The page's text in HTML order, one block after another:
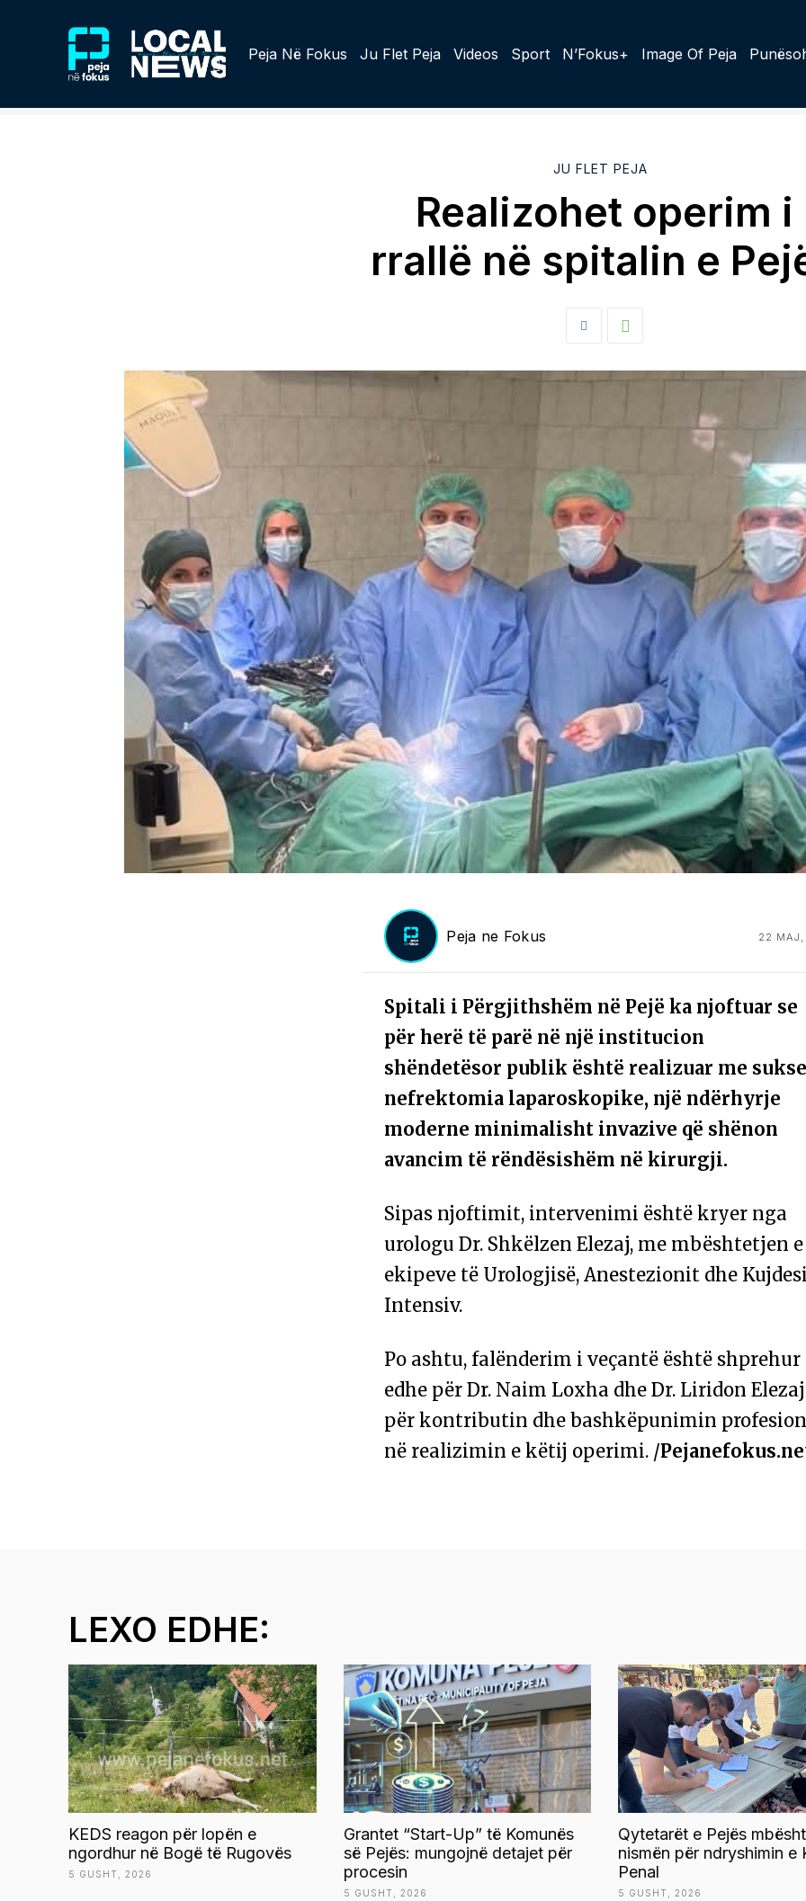
Peja Në Fokus Ju Flet Peja Videos Sport N’Fokus+ Image Of Peja
JU FLET PEJA
Realizohet operim i
rrallë në spitalin e
Peja ne Fokus 22
Spitali i Përgjithshëm në Pejë ka njoftuar se
për herë të parë në një institucion
shëndetësor publik është realizuar me
nefrektomia laparoskopike, një ndërhyrje
moderne minimalisht invazive që shënon
avancim të rëndësishëm në kirurgji.
Sipas njoftimit, intervenimi është kryer nga
urologu Dr. Shkëlzen Elezaj, me mbështetjen e
ekipeve të Urologjisë, Anestezionit dhe
Intensiv.
Po ashtu, falënderim i veçantë është shprehur
edhe për Dr. Naim Loxha dhe Dr. Liridon Elezaj
për kontributin dhe bashkëpunimin
në realizimin e këtij operimi. /
LEXO EDHE:
KEDS reagon për lopën e
ngordhur në Bogë të Rugovës
5 GUSHT, 2026
Grantet “Start-Up” të Komunës
së Pejës: mungojnë detajet për
procesin
5 GUSHT, 2026
Qytetarët e Pejës
nismën për ndryshimin e
Penal
5 GUSHT, 2026